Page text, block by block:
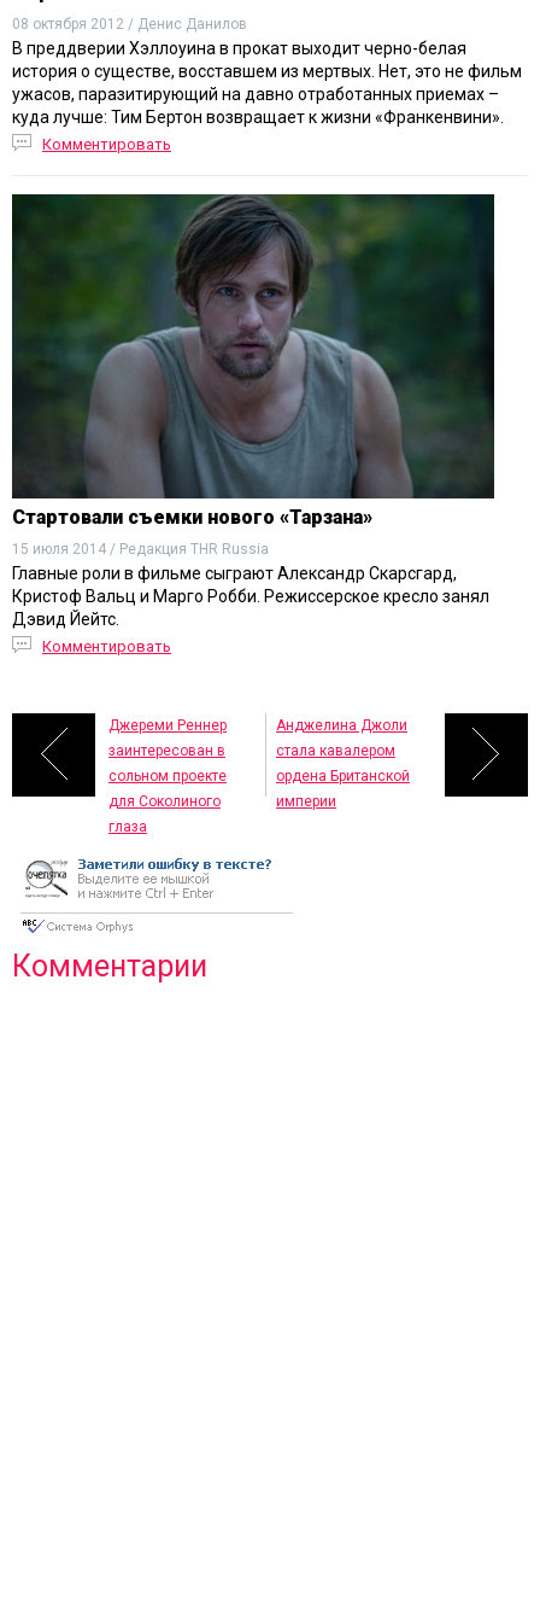
08 октября 2012 / Денис Данилов
В преддверии Хэллоуина в прокат выходит черно-белая
история о существе, восставшем из мертвых. Нет, это не фильм
ужасов, паразитирующий на давно отработанных приемах –
куда лучше: Тим Бертон возвращает к жизни «Франкенвини».
Комментировать
Стартовали съемки нового «Тарзана»
15 июля 2014 / Редакция THR Russia
Главные роли в фильме сыграют Александр Скарсгард,
Кристоф Вальц и Марго Робби. Режиссерское кресло занял
Дэвид Йейтс.
Комментировать
Джереми Реннер
заинтересован в
сольном проекте
для Соколиного
глаза
Анджелина Джоли
стала кавалером
ордена Британской
империи
Комментарии